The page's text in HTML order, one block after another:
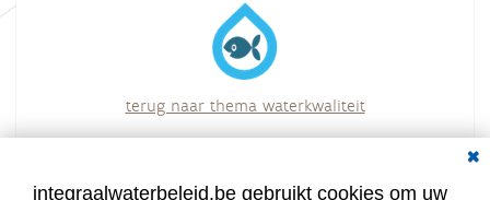
terug naar thema waterkwaliteit
overzicht van alle acties
integraalwaterbeleid.be gebruikt cookies om uw